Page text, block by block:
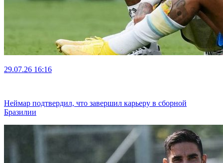
29.07.26 16:16
Неймар подтвердил, что завершил карьеру в сборной
Бразилии